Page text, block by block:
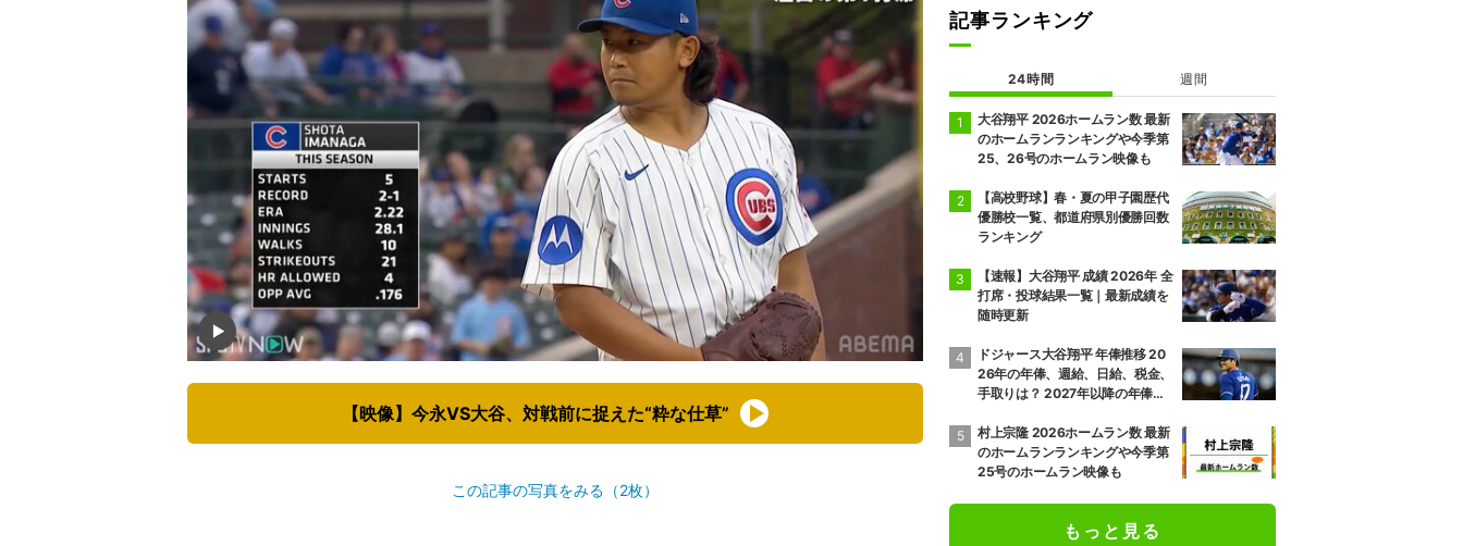
【映像】今永VS大谷、対戦前に捉えた“粋な仕草”
この記事の写真をみる（2枚）
記事ランキング
24時間 週間
大谷翔平 2026ホームラン数 最新
のホームランランキングや今季第
25、26号のホームラン映像も
【高校野球】春・夏の甲子園歴代
優勝校一覧、都道府県別優勝回数
ランキング
【速報】大谷翔平 成績 2026年 全
打席・投球結果一覧｜最新成績を
随時更新
ドジャース大谷翔平 年俸推移 20
26年の年俸、週給、日給、税金、
手取りは？ 2027年以降の年俸推
村上宗隆 2026ホームラン数 最新
のホームランランキングや今季第
25号のホームラン映像も
もっと見る